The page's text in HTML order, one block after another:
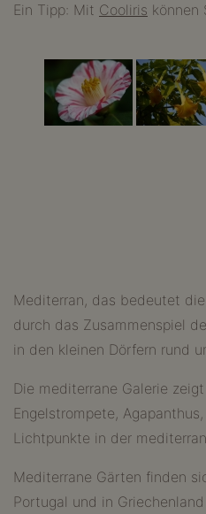
Ein Tipp: Mit Cooliris können
Mediterran, das bedeutet
durch das Zusammenspiel
in den kleinen Dörfern rund
Die mediterrane Galerie
Engelstrompete,
Lichtpunkte in der
Mediterrane Gärten finden
Portugal und in